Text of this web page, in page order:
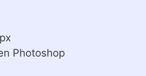
Photoshop